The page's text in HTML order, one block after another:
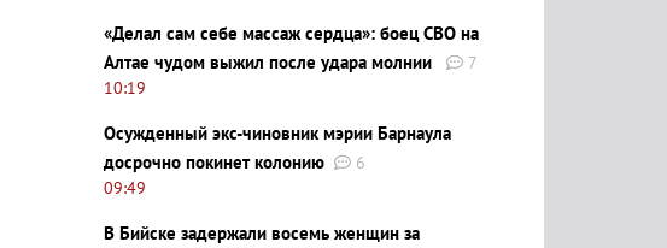
«Делал сам себе массаж сердца»: боец СВО на
Алтае чудом выжил после удара молнии
7
10:19
Осужденный экс-чиновник мэрии Барнаула
досрочно покинет колонию
6
09:49
В Бийске задержали восемь женщин за